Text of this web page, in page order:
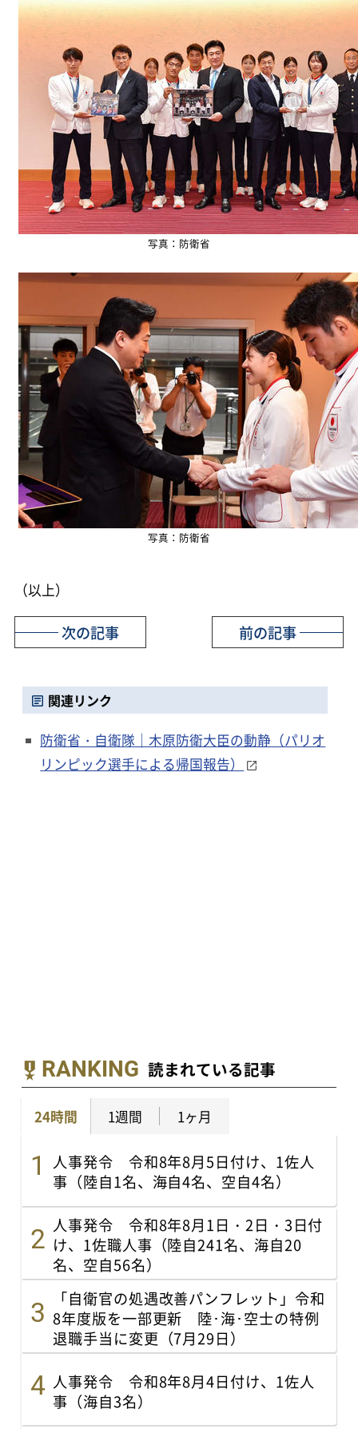
写真：防衛省
写真：防衛省
（以上）
前の記事
次の記事
関連リンク
防衛省・自衛隊｜木原防衛大臣の動静（パリオ
リンピック選手による帰国報告）
RANKING 読まれている記事
24時間 1週間 1ヶ月
人事発令 令和8年8月5日付け、1佐人
事（陸自1名、海自4名、空自4名）
人事発令 令和8年8月1日・2日・3日付
け、1佐職人事（陸自241名、海自20
名、空自56名）
「自衛官の処遇改善パンフレット」令和
8年度版を一部更新 陸･海･空士の特例
退職手当に変更（7月29日）
人事発令 令和8年8月4日付け、1佐人
事（海自3名）